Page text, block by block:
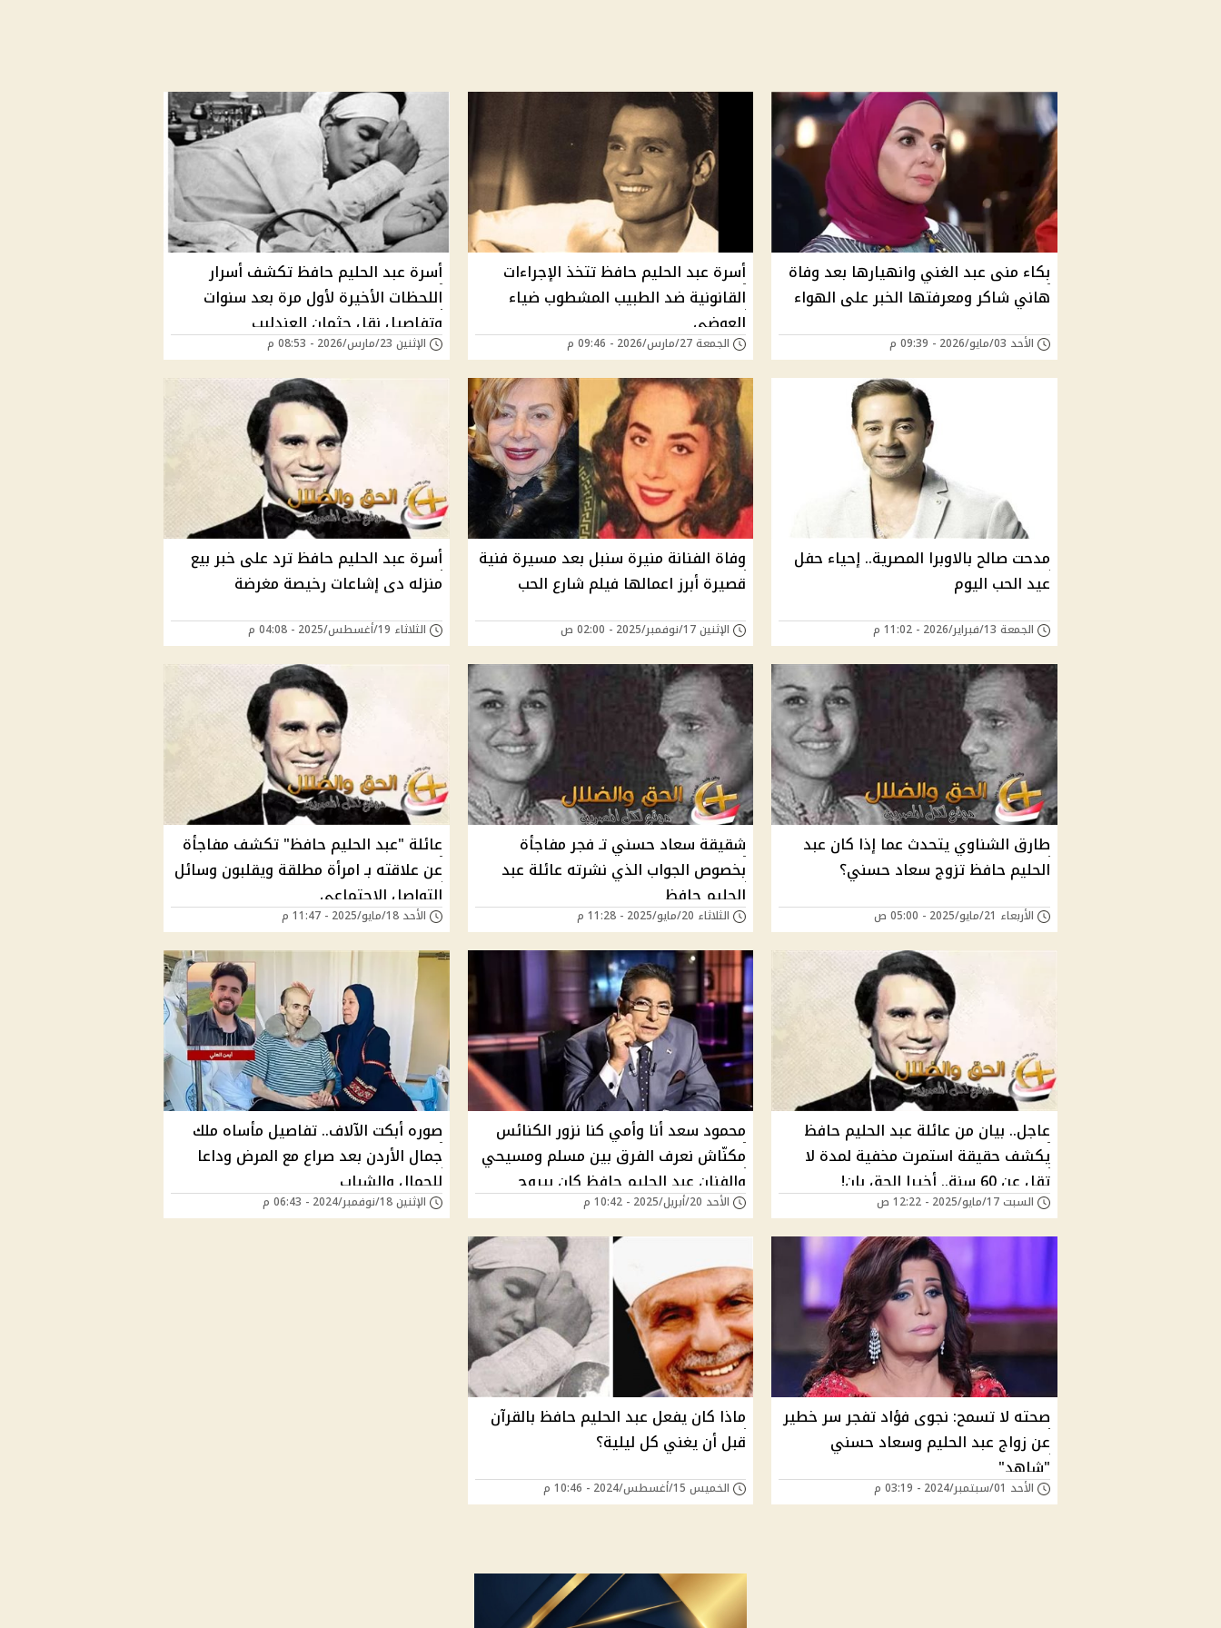
بكاء منى عبد الغني وانهيارها بعد وفاة
هاني شاكر ومعرفتها الخبر على الهواء
الأحد 03/مايو/2026 - 09:39 م
أسرة عبد الحليم حافظ تتخذ الإجراءات
القانونية ضد الطبيب المشطوب ضياء
العوضي
الجمعة 27/مارس/2026 - 09:46 م
أسرة عبد الحليم حافظ تكشف أسرار
اللحظات الأخيرة لأول مرة بعد سنوات
وتفاصيل نقل جثمان العندليب
الإثنين 23/مارس/2026 - 08:53 م
مدحت صالح بالاوبرا المصرية.. إحياء حفل
عيد الحب اليوم
الجمعة 13/فبراير/2026 - 11:02 م
وفاة الفنانة منيرة سنبل بعد مسيرة فنية
قصيرة أبرز اعمالها فيلم شارع الحب
الإثنين 17/نوفمبر/2025 - 02:00 ص
أسرة عبد الحليم حافظ ترد على خبر بيع
منزله دى إشاعات رخيصة مغرضة
الثلاثاء 19/أغسطس/2025 - 04:08 م
طارق الشناوي يتحدث عما إذا كان عبد
الحليم حافظ تزوج سعاد حسني؟
الأربعاء 21/مايو/2025 - 05:00 ص
شقيقة سعاد حسني تـ فجر مفاجأة
بخصوص الجواب الذي نشرته عائلة عبد
الحليم حافظ
الثلاثاء 20/مايو/2025 - 11:28 م
عائلة "عبد الحليم حافظ" تكشف مفاجأة
عن علاقته بـ امرأة مطلقة ويقلبون وسائل
التواصل الاجتماعي
الأحد 18/مايو/2025 - 11:47 م
عاجل.. بيان من عائلة عبد الحليم حافظ
يكشف حقيقة استمرت مخفية لمدة لا
تقل عن 60 سنة.. أخيرا الحق بان!
السبت 17/مايو/2025 - 12:22 ص
محمود سعد أنا وأمي كنا نزور الكنائس
مكنّاش نعرف الفرق بين مسلم ومسيحي
والفنان عبد الحليم حافظ كان بيروح
كنيسة شبرا وهذا ما كان يفعله
الأحد 20/أبريل/2025 - 10:42 م
صوره أبكت الآلاف.. تفاصيل مأساه ملك
جمال الأردن بعد صراع مع المرض وداعا
للجمال والشباب
الإثنين 18/نوفمبر/2024 - 06:43 م
صحته لا تسمح: نجوى فؤاد تفجر سر خطير
عن زواج عبد الحليم وسعاد حسني
"شاهد"
الأحد 01/سبتمبر/2024 - 03:19 م
ماذا كان يفعل عبد الحليم حافظ بالقرآن
قبل أن يغني كل ليلية؟
الخميس 15/أغسطس/2024 - 10:46 م